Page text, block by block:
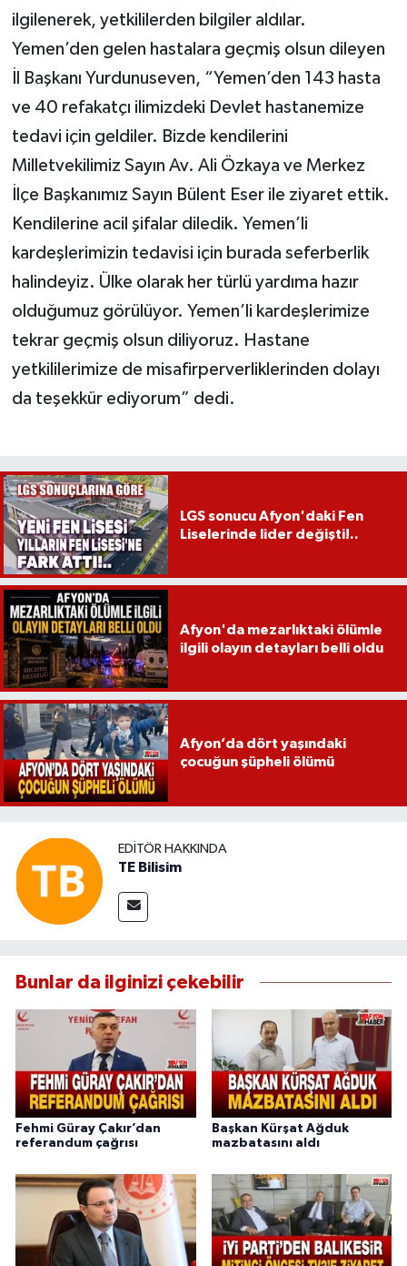
ilgilenerek, yetkililerden bilgiler aldılar.
Yemen’den gelen hastalara geçmiş olsun dileyen
İl Başkanı Yurdunuseven, “Yemen’den 143 hasta
ve 40 refakatçı ilimizdeki Devlet hastanemize
tedavi için geldiler. Bizde kendilerini
Milletvekilimiz Sayın Av. Ali Özkaya ve Merkez
İlçe Başkanımız Sayın Bülent Eser ile ziyaret ettik.
Kendilerine acil şifalar diledik. Yemen’li
kardeşlerimizin tedavisi için burada seferberlik
halindeyiz. Ülke olarak her türlü yardıma hazır
olduğumuz görülüyor. Yemen’li kardeşlerimize
tekrar geçmiş olsun diliyoruz. Hastane
yetkililerimize de misafirperverliklerinden dolayı
da teşekkür ediyorum” dedi.
LGS sonucu Afyon'daki Fen
Liselerinde lider değişti!..
Afyon'da mezarlıktaki ölümle
ilgili olayın detayları belli oldu
Afyon’da dört yaşındaki
çocuğun şüpheli ölümü
EDITÖR HAKKINDA
TE Bilisim
Bunlar da ilginizi çekebilir
Fehmi Güray Çakır’dan
referandum çağrısı
Başkan Kürşat Ağduk
mazbatasını aldı